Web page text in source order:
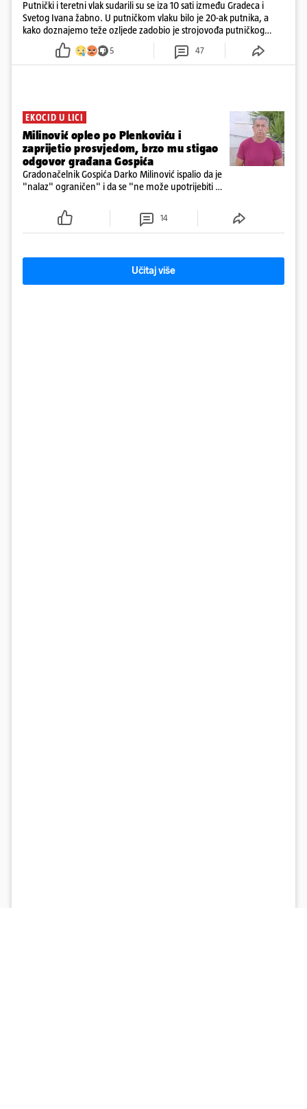
Putnički i teretni vlak sudarili su se iza 10 sati između Gradeca i
Svetog Ivana žabno. U putničkom vlaku bilo je 20-ak putnika, a
kako doznajemo teže ozljede zadobio je strojovođa putničkog
vlaka. Zatvoren je promet, a fotoreporteri Prigorskog objavili su
prve snimke s mjesta sudara
5 47
EKOCID U LICI
Milinović opleo po Plenkoviću i
zaprijetio prosvjedom, brzo mu stigao
odgovor građana Gospića
Gradonačelnik Gospića Darko Milinović ispalio da je
"nalaz" ograničen" i da se "ne može upotrijebiti za
ga je naručio Uskok i da je dio spisa
14
Učitaj više